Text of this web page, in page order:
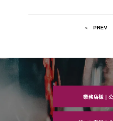
ゲ
PREV
業務店様｜